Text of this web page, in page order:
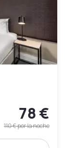
78 €
110 €por la noche